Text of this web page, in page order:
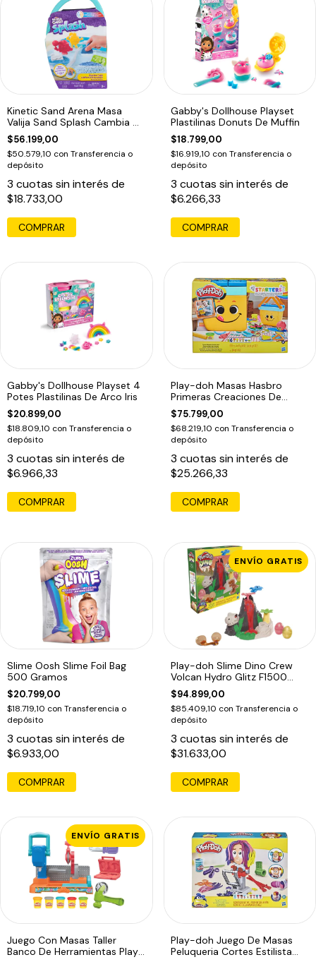
Kinetic Sand Arena Masa
Valija Sand Splash Cambia De
Color
$56.199,00
$50.579,10 con Transferencia o
depósito
3 cuotas sin interés de
$18.733,00
COMPRAR
Gabby's Dollhouse Playset
Plastilinas Donuts De Muffin
$18.799,00
$16.919,10 con Transferencia o
depósito
3 cuotas sin interés de
$6.266,33
COMPRAR
Gabby's Dollhouse Playset 4
Potes Plastilinas De Arco Iris
$20.899,00
$18.809,10 con Transferencia o
depósito
3 cuotas sin interés de
$6.966,33
COMPRAR
Play-doh Masas Hasbro
Primeras Creaciones De
Picnic Hasbro
$75.799,00
$68.219,10 con Transferencia o
depósito
3 cuotas sin interés de
$25.266,33
Slime Oosh Slime Foil Bag
500 Gramos
$20.799,00
$18.719,10 con Transferencia o
depósito
3 cuotas sin interés de
$6.933,00
COMPRAR
ENVÍO GRATIS
Play-doh Slime Dino Crew
Volcan Hydro Glitz F1500
Masas Edu
$94.899,00
$85.409,10 con Transferencia o
depósito
3 cuotas sin interés de
$31.633,00
COMPRAR
ENVÍO GRATIS
Juego Con Masas Taller
Banco De Herramientas Play-
Play-doh Juego De Masas
Peluqueria Cortes Estilista